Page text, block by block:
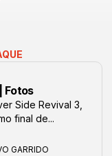
Fotos
Side Revival 3,
final de...
GARRIDO